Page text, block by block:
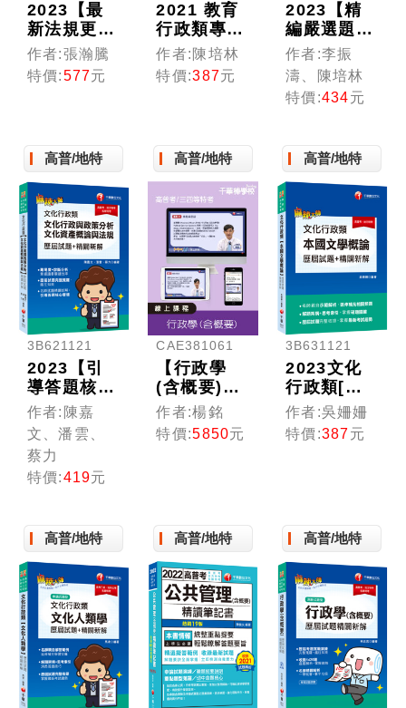
2023【最
新法規更
新】移民政
策與法規：
迅速掌握出
方特考／各
類特考）
作者:張瀚騰
特價:577元
2021 教育
行政類專業
科目歷屆試
題精闢新解
（含教行、
教概等）歷
屆試題104
～109年全
解〔十二
版〕（高普
考/地方特
考/各類特
考）
作者:陳培林
特價:387元
2023【精
編嚴選題
庫】心理學
概要(包括
諮商與輔
導)嚴選題
［十九版］
（高普考／
地方特考／
各類特考）
作者:李振
濤、陳培林
特價:434元
高普/地特
3B621121
2023【引
導答題核心
要領】文化
行政類[文
化行政與政
策分析、文
化資產概論
新解:歷屆
試題完整蒐
羅[高普考
／地方特考
／各類特
考]
作者:陳嘉
文、潘雲、
蔡力
特價:419元
高普/地特
CAE381061
【行政學
(含概要)】
高普考/三
四等特考
(線上版)
作者:楊銘
特價:5850元
高普/地特
3B631121
2023文化
行政類[本
國文學概
論]歷屆試
題精闢新
作者:吳姍姍
特價:387元
高普/地特 高普/地特 高普/地特